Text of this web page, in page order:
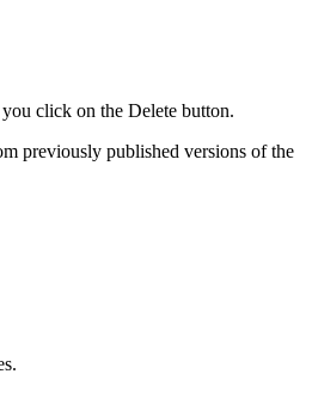
click on the Delete button.
previously published versions of the